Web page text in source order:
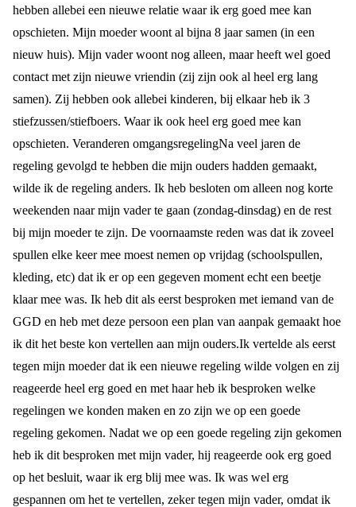
hebben allebei een nieuwe relatie waar ik erg goed mee kan
opschieten. Mijn moeder woont al bijna 8 jaar samen (in een
nieuw huis). Mijn vader woont nog alleen, maar heeft wel goed
contact met zijn nieuwe vriendin (zij zijn ook al heel erg lang
samen). Zij hebben ook allebei kinderen, bij elkaar heb ik 3
stiefzussen/stiefboers. Waar ik ook heel erg goed mee kan
opschieten. Veranderen omgangsregelingNa veel jaren de
regeling gevolgd te hebben die mijn ouders hadden gemaakt,
wilde ik de regeling anders. Ik heb besloten om alleen nog korte
weekenden naar mijn vader te gaan (zondag-dinsdag) en de rest
bij mijn moeder te zijn. De voornaamste reden was dat ik zoveel
spullen elke keer mee moest nemen op vrijdag (schoolspullen,
kleding, etc) dat ik er op een gegeven moment echt een beetje
klaar mee was. Ik heb dit als eerst besproken met iemand van de
GGD en heb met deze persoon een plan van aanpak gemaakt hoe
ik dit het beste kon vertellen aan mijn ouders.Ik vertelde als eerst
tegen mijn moeder dat ik een nieuwe regeling wilde volgen en zij
reageerde heel erg goed en met haar heb ik besproken welke
regelingen we konden maken en zo zijn we op een goede
regeling gekomen. Nadat we op een goede regeling zijn gekomen
heb ik dit besproken met mijn vader, hij reageerde ook erg goed
op het besluit, waar ik erg blij mee was. Ik was wel erg
gespannen om het te vertellen, zeker tegen mijn vader, omdat ik